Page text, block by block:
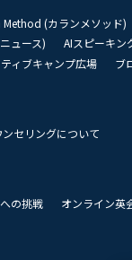
Method (カランメソッド)
ュース)
AIスピーキン
ィブキャンプ広場
ブ
ンセリングについて
の挑戦
オンライン英